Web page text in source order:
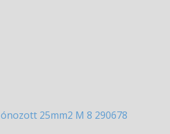
25mm2 M 8 290678